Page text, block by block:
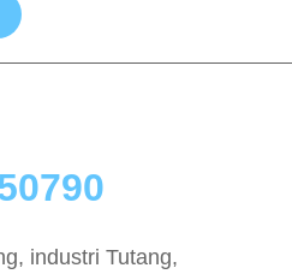
industri Tutang,